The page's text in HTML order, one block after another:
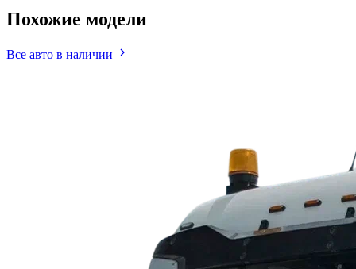
Похожие модели
Все авто в наличии